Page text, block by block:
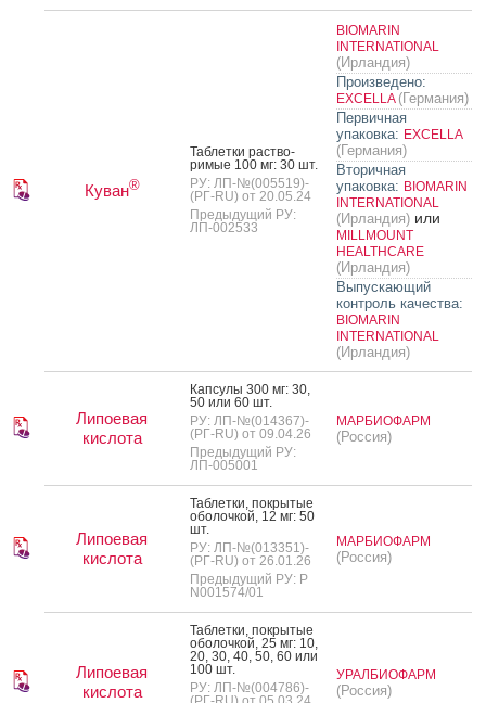
Куван®
Таб­летки рас­тво­
римые 100 мг: 30 шт.
РУ: ЛП-№(005519)-
(РГ-RU) от 20.05.24
Предыдущий РУ:
ЛП-002533
BIOMARIN
INTERNATIONAL
(Ирландия)
Произведено:
EXCELLA (Германия)
Первичная
упаковка: EXCELLA
(Германия)
Вторичная
упаковка: BIOMARIN
INTERNATIONAL
(Ирландия) или
MILLMOUNT
HEALTHCARE
(Ирландия)
Выпускающий
контроль качества:
BIOMARIN
INTERNATIONAL
(Ирландия)
Липоевая
кислота
Кап­су­лы 300 мг: 30,
50 или 60 шт.
РУ: ЛП-№(014367)-
(РГ-RU) от 09.04.26
Предыдущий РУ:
ЛП-005001
МАРБИОФАРМ
(Россия)
Липоевая
кислота
Таб­летки, пок­ры­тые
обо­лоч­кой, 12 мг: 50
шт.
РУ: ЛП-№(013351)-
(РГ-RU) от 26.01.26
Предыдущий РУ: Р
N001574/01
МАРБИОФАРМ
(Россия)
Липоевая
кислота
Таб­летки, пок­ры­тые
обо­лоч­кой, 25 мг: 10,
20, 30, 40, 50, 60 или
100 шт.
РУ: ЛП-№(004786)-
УРАЛБИОФАРМ
(Россия)